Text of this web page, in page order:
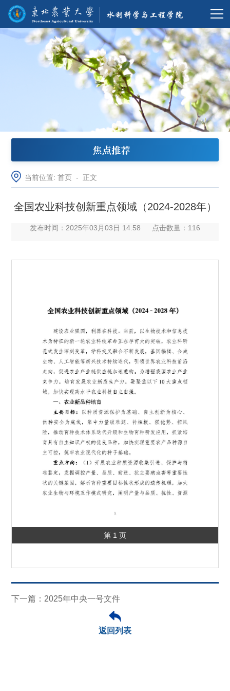
焦点推荐
当前位置:首页 - 正文
全国农业科技创新重点领域（2024-2028年）
发布时间：2025年03月03日 14:58 点击数量： 116
第 1 页
下一篇：2025年中央一号文件
返回列表